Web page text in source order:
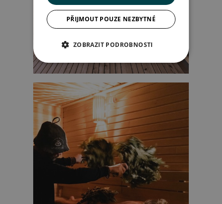
PŘIJMOUT POUZE NEZBYTNÉ
ZOBRAZIT PODROBNOSTI